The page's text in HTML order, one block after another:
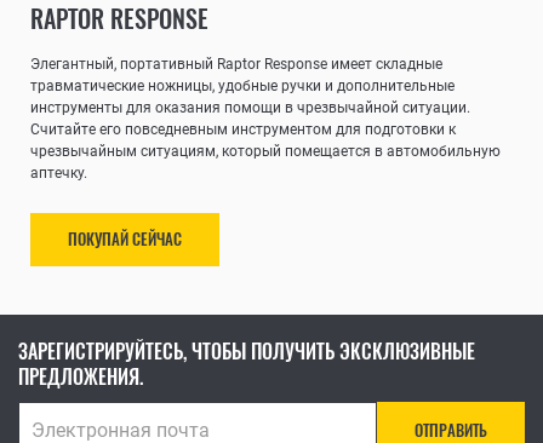
RAPTOR RESPONSE
Элегантный, портативный Raptor Response имеет складные
травматические ножницы, удобные ручки и дополнительные
инструменты для оказания помощи в чрезвычайной ситуации.
Считайте его повседневным инструментом для подготовки к
чрезвычайным ситуациям, который помещается в автомобильную
аптечку.
ПОКУПАЙ СЕЙЧАС
ЗАРЕГИСТРИРУЙТЕСЬ, ЧТОБЫ ПОЛУЧИТЬ ЭКСКЛЮЗИВНЫЕ
ПРЕДЛОЖЕНИЯ.
ОТПРАВИТЬ